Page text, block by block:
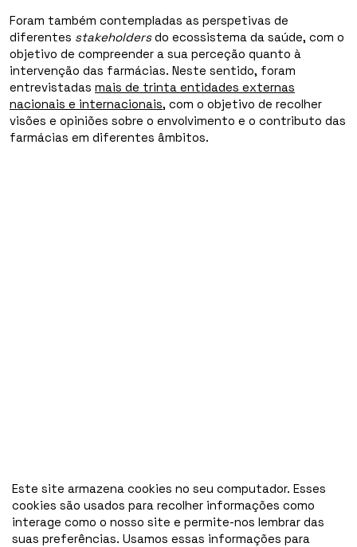
Foram também contempladas as perspetivas de
diferentes stakeholdersdo ecossistema da saúde, com o
objetivo de compreender a sua perceção quanto à
intervenção das farmácias. Neste sentido, foram
entrevistadas mais de trinta entidades externas
nacionais e internacionais, com o objetivo de recolher
visões e opiniões sobre o envolvimento e o contributo das
farmácias em diferentes âmbitos.
Este site armazena cookies no seu computador. Esses
cookies são usados para recolher informações como
interage como o nosso site e permite-nos lembrar das
suas preferências. Usamos essas informações para